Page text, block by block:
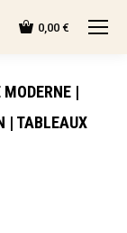
0,00 €
|
| TABLEAUX